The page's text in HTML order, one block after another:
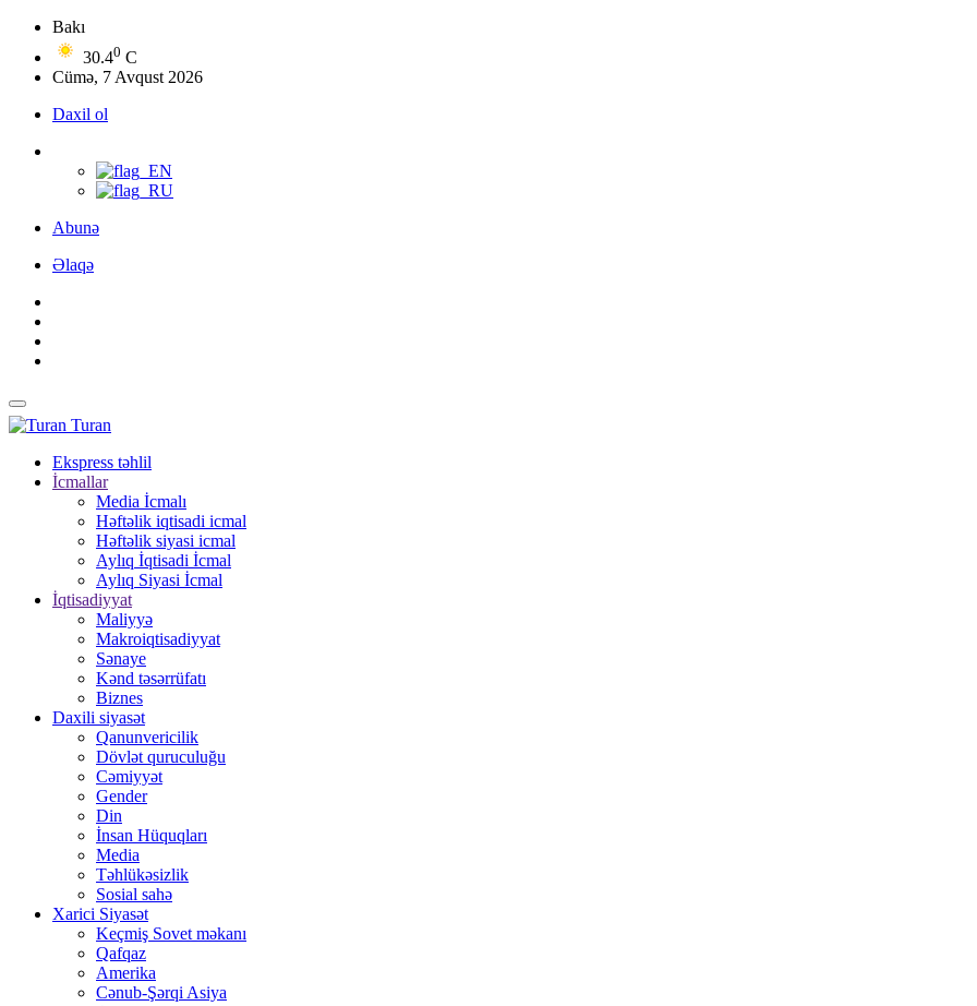
Bakı
30.40 C
Cümə, 7 Avqust 2026
Daxil ol
Abunə
Əlaqə
Turan
Ekspress təhlil
İcmallar
Media İcmalı
Həftəlik iqtisadi icmal
Həftəlik siyasi icmal
Aylıq İqtisadi İcmal
Aylıq Siyasi İcmal
İqtisadiyyat
Maliyyə
Makroiqtisadiyyat
Sənaye
Kənd təsərrüfatı
Biznes
Daxili siyasət
Qanunvericilik
Dövlət quruculuğu
Cəmiyyət
Gender
Din
İnsan Hüquqları
Media
Təhlükəsizlik
Sosial sahə
Xarici Siyasət
Keçmiş Sovet məkanı
Qafqaz
Amerika
Cənub-Şərqi Asiya